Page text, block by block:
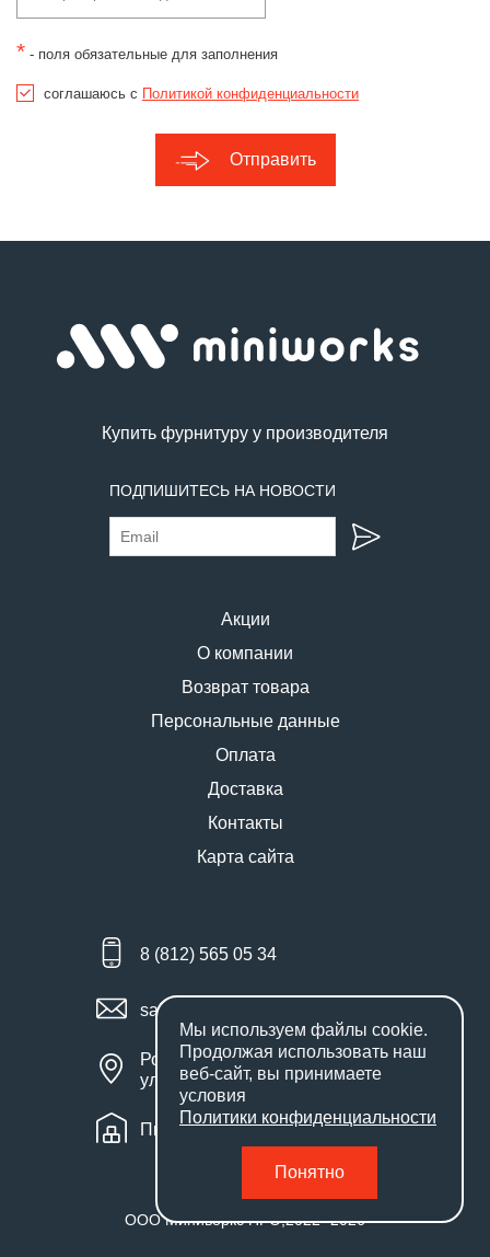
* - поля обязательные для заполнения
соглашаюсь с Политикой конфиденциальности
Отправить
Купить фурнитуру у производителя
ПОДПИШИТЕСЬ НА НОВОСТИ
Акции
О компании
Возврат товара
Персональные данные
Оплата
Доставка
Контакты
Карта сайта
8 (812) 565 05 34
sales@miniworks.ru
Россия, Санкт-Петербург,
улица Маршала Новикова, 28Е
Пн – Пт: с 9:00 до 18:00
ООО Миниворкс ПРО,2022- 2026
Мы используем файлы cookie.
Продолжая использовать наш
веб-сайт, вы принимаете
условия
Политики конфиденциальности
Понятно